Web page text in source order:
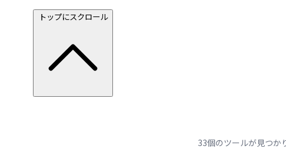
トップにスクロール
33個のツールが見つか